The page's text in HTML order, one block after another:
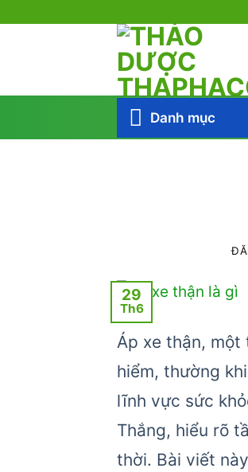
Danh mục
29
Th6
Áp xe thận,
hiểm, thường
lĩnh vực sức
Thắng, hiểu rõ
thời. Bài viết